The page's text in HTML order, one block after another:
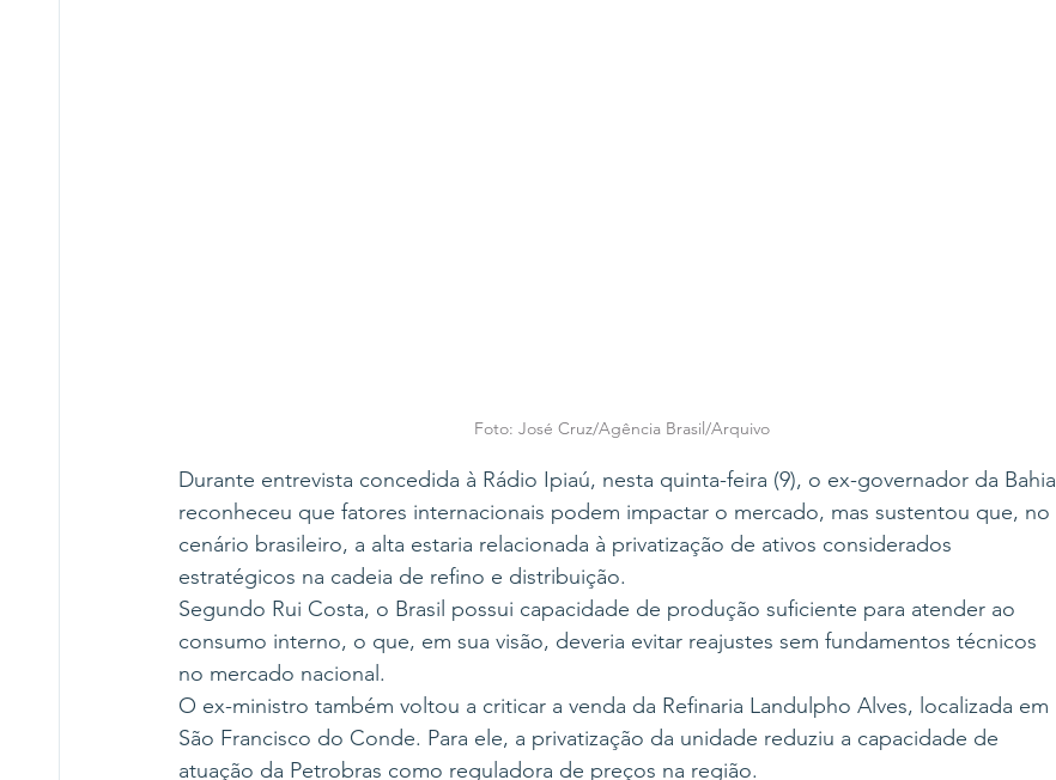
Foto: José Cruz/Agência Brasil/Arquivo
Durante entrevista concedida à Rádio Ipiaú, nesta quinta-feira (9), o ex-governador da Bahia
reconheceu que fatores internacionais podem impactar o mercado, mas sustentou que, no
cenário brasileiro, a alta estaria relacionada à privatização de ativos considerados
estratégicos na cadeia de refino e distribuição.
Segundo Rui Costa, o Brasil possui capacidade de produção suficiente para atender ao
consumo interno, o que, em sua visão, deveria evitar reajustes sem fundamentos técnicos
no mercado nacional.
O ex-ministro também voltou a criticar a venda da Refinaria Landulpho Alves, localizada em
São Francisco do Conde. Para ele, a privatização da unidade reduziu a capacidade de
atuação da Petrobras como reguladora de preços na região.